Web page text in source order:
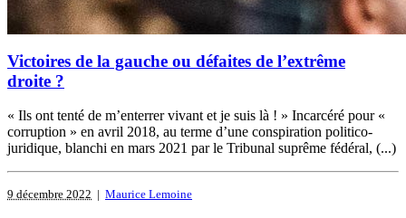
Victoires de la gauche ou défaites de l’extrême
droite ?
« Ils ont tenté de m’enterrer vivant et je suis là ! » Incarcéré pour «
corruption » en avril 2018, au terme d’une conspiration politico-
juridique, blanchi en mars 2021 par le Tribunal suprême fédéral, (...)
9 décembre 2022 | Maurice Lemoine